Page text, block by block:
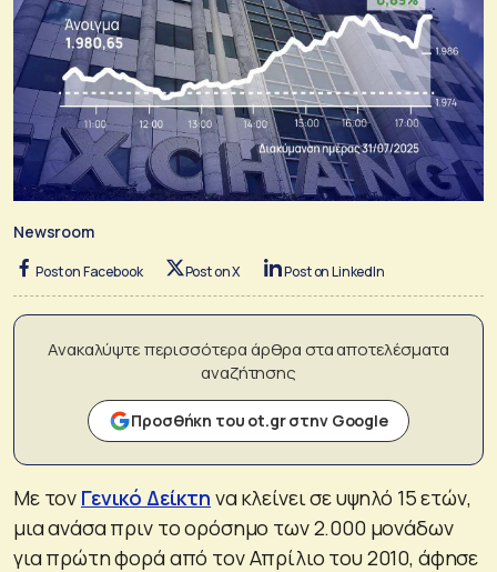
Newsroom
Post on Facebook Post on X Post on LinkedIn
Ανακαλύψτε περισσότερα άρθρα στα αποτελέσματα
αναζήτησης
Προσθήκη του ot.gr στην Google
Με τον Γενικό Δείκτη να κλείνει σε υψηλό 15 ετών,
μια ανάσα πριν το ορόσημο των 2.000 μονάδων
για πρώτη φορά από τον Απρίλιο του 2010, άφησε